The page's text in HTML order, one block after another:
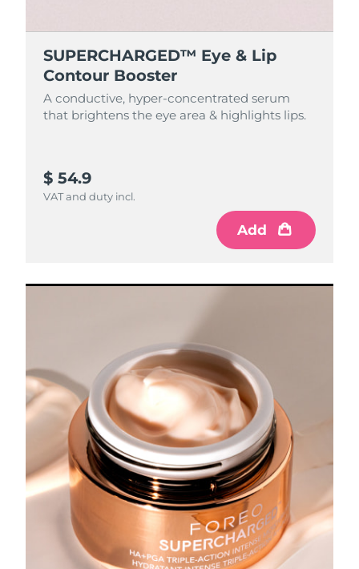
SUPERCHARGED™ Eye & Lip
Contour Booster
A conductive, hyper-concentrated serum
that brightens the eye area & highlights lips.
$ 54.9
VAT and duty incl.
Add